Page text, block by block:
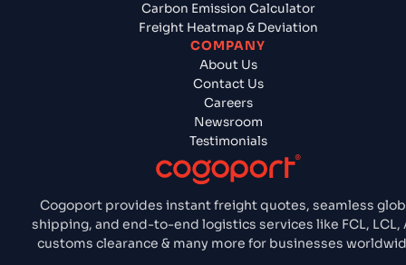
Cogoport provides instant freight quotes, seamless
shipping, and end-to-end logistics services like FCL, LCL,
customs clearance & many more for businesses
Carbon Emission Calculator
Freight Heatmap & Deviation
COMPANY
About Us
Contact Us
Careers
Newsroom
Testimonials